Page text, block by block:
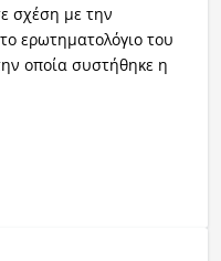
σχέση με την
ερωτηματολόγιο του
οποία συστήθηκε η